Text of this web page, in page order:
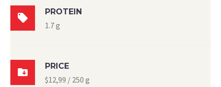

PROTEIN
1.7 g

PRICE
$12,99 / 250 g